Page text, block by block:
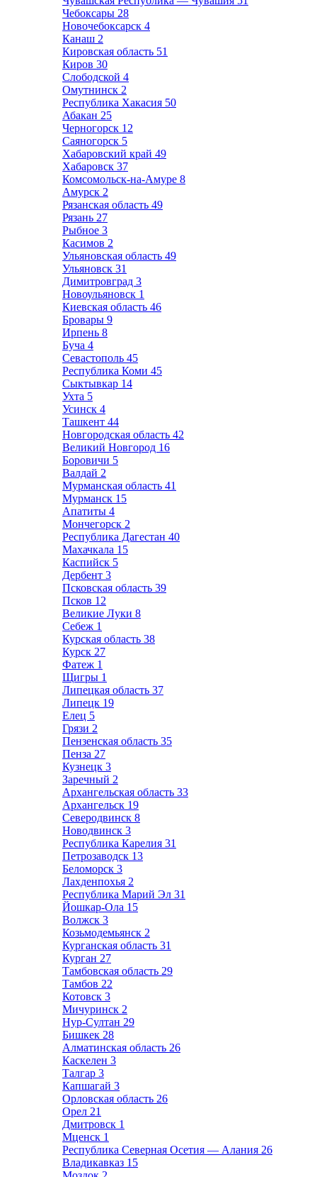
Чебоксары 28
Новочебоксарск 4
Канаш 2
Кировская область 51
Киров 30
Слободской 4
Омутнинск 2
Республика Хакасия 50
Абакан 25
Черногорск 12
Саяногорск 5
Хабаровский край 49
Хабаровск 37
Комсомольск-на-Амуре 8
Амурск 2
Рязанская область 49
Рязань 27
Рыбное 3
Касимов 2
Ульяновская область 49
Ульяновск 31
Димитровград 3
Новоульяновск 1
Киевская область 46
Бровары 9
Ирпень 8
Буча 4
Севастополь 45
Республика Коми 45
Сыктывкар 14
Ухта 5
Усинск 4
Ташкент 44
Новгородская область 42
Великий Новгород 16
Боровичи 5
Валдай 2
Мурманская область 41
Мурманск 15
Апатиты 4
Мончегорск 2
Республика Дагестан 40
Махачкала 15
Каспийск 5
Дербент 3
Псковская область 39
Псков 12
Великие Луки 8
Себеж 1
Курская область 38
Курск 27
Фатеж 1
Щигры 1
Липецкая область 37
Липецк 19
Елец 5
Грязи 2
Пензенская область 35
Пенза 27
Кузнецк 3
Заречный 2
Архангельская область 33
Архангельск 19
Северодвинск 8
Новодвинск 3
Республика Карелия 31
Петрозаводск 13
Беломорск 3
Лахденпохья 2
Республика Марий Эл 31
Йошкар-Ола 15
Волжск 3
Козьмодемьянск 2
Курганская область 31
Курган 27
Тамбовская область 29
Тамбов 22
Котовск 3
Мичуринск 2
Нур-Султан 29
Бишкек 28
Алматинская область 26
Каскелен 3
Талгар 3
Капшагай 3
Орловская область 26
Орел 21
Дмитровск 1
Мценск 1
Республика Северная Осетия — Алания 26
Владикавказ 15